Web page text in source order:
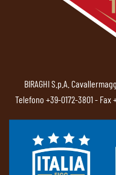
BIRAGHI S.p.A.
Telefono +39-0172-3801- Fax